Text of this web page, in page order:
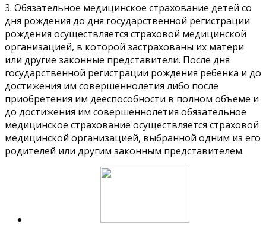
3. Обязательное медицинское страхование детей со
дня рождения до дня государственной регистрации
рождения осуществляется страховой медицинской
организацией, в которой застрахованы их матери
или другие законные представители. После дня
государственной регистрации рождения ребенка и до
достижения им совершеннолетия либо после
приобретения им дееспособности в полном объеме и
до достижения им совершеннолетия обязательное
медицинское страхование осуществляется страховой
медицинской организацией, выбранной одним из его
родителей или другим законным представителем.